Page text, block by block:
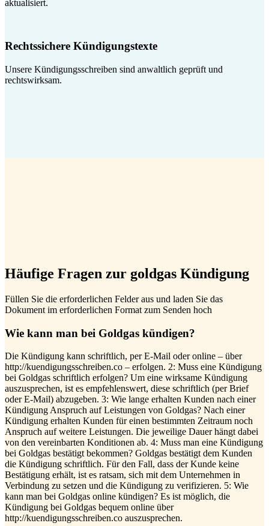
aktualisiert.
Rechtssichere Kündigungstexte
Unsere Kündigungsschreiben sind anwaltlich geprüft und
rechtswirksam.
Häufige Fragen zur goldgas Kündigung
Füllen Sie die erforderlichen Felder aus und laden Sie das
Dokument im erforderlichen Format zum Senden hoch
Wie kann man bei Goldgas kündigen?
Die Kündigung kann schriftlich, per E-Mail oder online – über
http://kuendigungsschreiben.co – erfolgen. 2: Muss eine Kündigung
bei Goldgas schriftlich erfolgen? Um eine wirksame Kündigung
auszusprechen, ist es empfehlenswert, diese schriftlich (per Brief
oder E-Mail) abzugeben. 3: Wie lange erhalten Kunden nach einer
Kündigung Anspruch auf Leistungen von Goldgas? Nach einer
Kündigung erhalten Kunden für einen bestimmten Zeitraum noch
Anspruch auf weitere Leistungen. Die jeweilige Dauer hängt dabei
von den vereinbarten Konditionen ab. 4: Muss man eine Kündigung
bei Goldgas bestätigt bekommen? Goldgas bestätigt dem Kunden
die Kündigung schriftlich. Für den Fall, dass der Kunde keine
Bestätigung erhält, ist es ratsam, sich mit dem Unternehmen in
Verbindung zu setzen und die Kündigung zu verifizieren. 5: Wie
kann man bei Goldgas online kündigen? Es ist möglich, die
Kündigung bei Goldgas bequem online über
http://kuendigungsschreiben.co auszusprechen.